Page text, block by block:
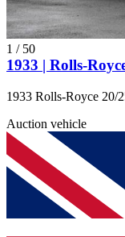
1 / 50
1933 | Rolls-
1933 Rolls-Royce 20/
Auction vehicle